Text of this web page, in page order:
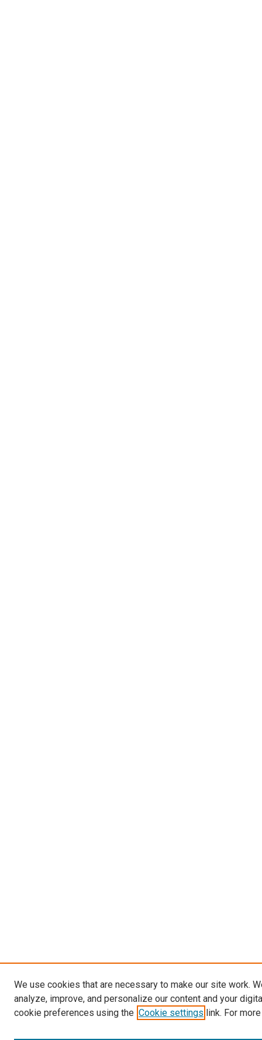
We use cookies that are necessary to make our site work.
analyze, improve, and personalize our content and your
cookie preferences using the Cookie settings link. For